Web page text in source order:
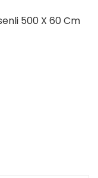
500 X 60 Cm